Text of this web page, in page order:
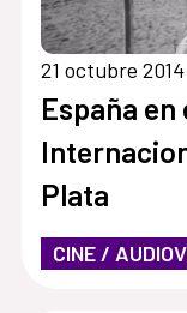
21 octubre 2014
España en
Plata
CINE /